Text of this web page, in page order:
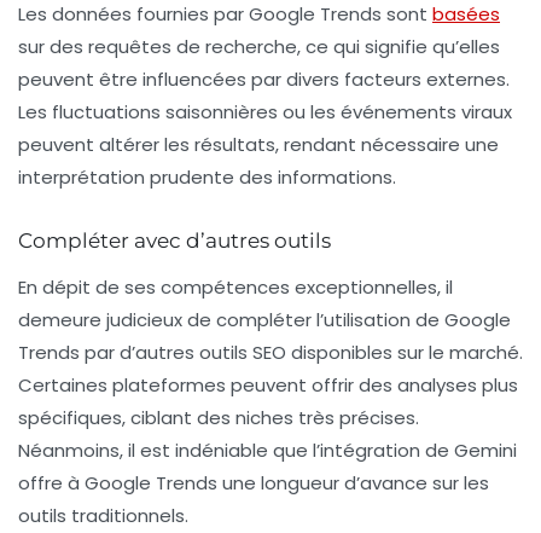
Les données fournies par Google Trends sont basées
sur des requêtes de recherche, ce qui signifie qu’elles
peuvent être influencées par divers facteurs externes.
Les fluctuations saisonnières ou les événements viraux
peuvent altérer les résultats, rendant nécessaire une
interprétation prudente des informations.
Compléter avec d’autres outils
En dépit de ses compétences exceptionnelles, il
demeure judicieux de compléter l’utilisation de Google
Trends par d’autres outils SEO disponibles sur le marché.
Certaines plateformes peuvent offrir des analyses plus
spécifiques, ciblant des niches très précises.
Néanmoins, il est indéniable que l’intégration de Gemini
offre à Google Trends une longueur d’avance sur les
outils traditionnels.